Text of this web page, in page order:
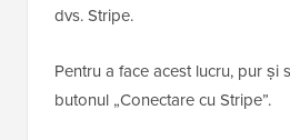
dvs. Stripe.
Pentru a face acest lucru, pur și
butonul „Conectare cu Stripe”.